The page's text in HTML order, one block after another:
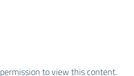
to view this content.